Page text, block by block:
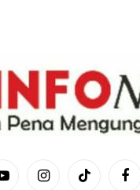
YouTubeInstagramTikTok